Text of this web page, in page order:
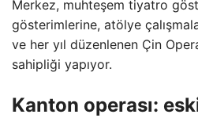
Merkez, muhteşem tiyatro
gösterimlerine, atölye
ve her yıl düzenlenen Çin
sahipliği yapıyor.
Kanton operası: